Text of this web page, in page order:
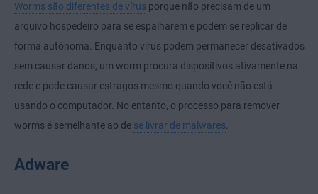
Worms são diferentes de vírus porque não precisam de um
arquivo hospedeiro para se espalharem e podem se replicar de
forma autônoma. Enquanto vírus podem permanecer desativados
sem causar danos, um worm procura dispositivos ativamente na
rede e pode causar estragos mesmo quando você não está
usando o computador. No entanto, o processo para remover
worms é semelhante ao de se livrar de malwares.
Adware